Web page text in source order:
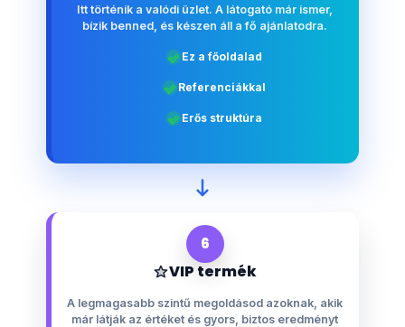
Itt történik a valódi üzlet. A látogató már ismer,
bízik benned, és készen áll a fő ajánlatodra.
Ez a főoldalad
Referenciákkal
Erős struktúra
6
VIP termék
A legmagasabb szintű megoldásod azoknak, akik
már látják az értéket és gyors, biztos eredményt